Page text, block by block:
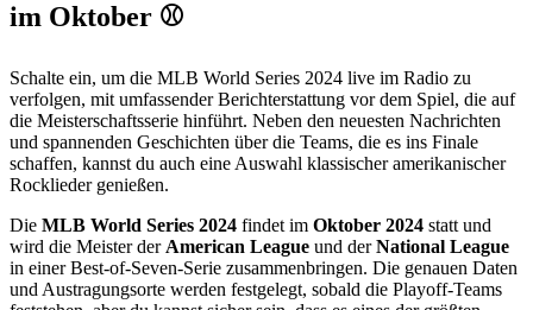
im Oktober ⚾
Schalte ein, um die MLB World Series 2024 live im Radio zu
verfolgen, mit umfassender Berichterstattung vor dem Spiel, die auf
die Meisterschaftsserie hinführt. Neben den neuesten Nachrichten
und spannenden Geschichten über die Teams, die es ins Finale
schaffen, kannst du auch eine Auswahl klassischer amerikanischer
Rocklieder genießen.
Die MLB World Series 2024 findet im Oktober 2024 statt und
wird die Meister der American League und derNational League
in einer Best-of-Seven-Serie zusammenbringen. Die genauen Daten
und Austragungsorte werden festgelegt, sobald die Playoff-Teams